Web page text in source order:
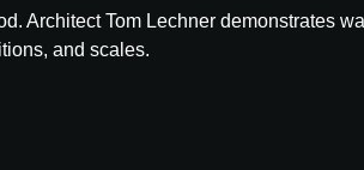
Architect Tom Lechner demonstrates
and scales.